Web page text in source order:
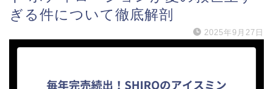
ぎる件について徹底解剖
2025年9月27日